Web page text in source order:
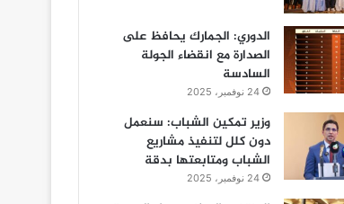
الدوري: الجمارك يحافظ على
الصدارة مع انقضاء الجولة
السادسة
24 نوفمبر، 2025
وزير تمكين الشباب: سنعمل
دون كلل لتنفيذ مشاريع
الشباب ومتابعتها بدقة
24 نوفمبر، 2025